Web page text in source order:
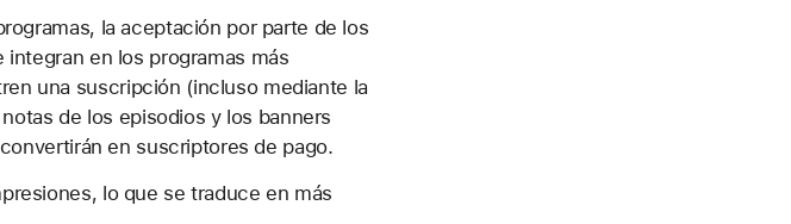
la aceptación por parte de los
en los programas más
una suscripción (incluso mediante la
de los episodios y los banners
en suscriptores de pago.
lo que se traduce en más